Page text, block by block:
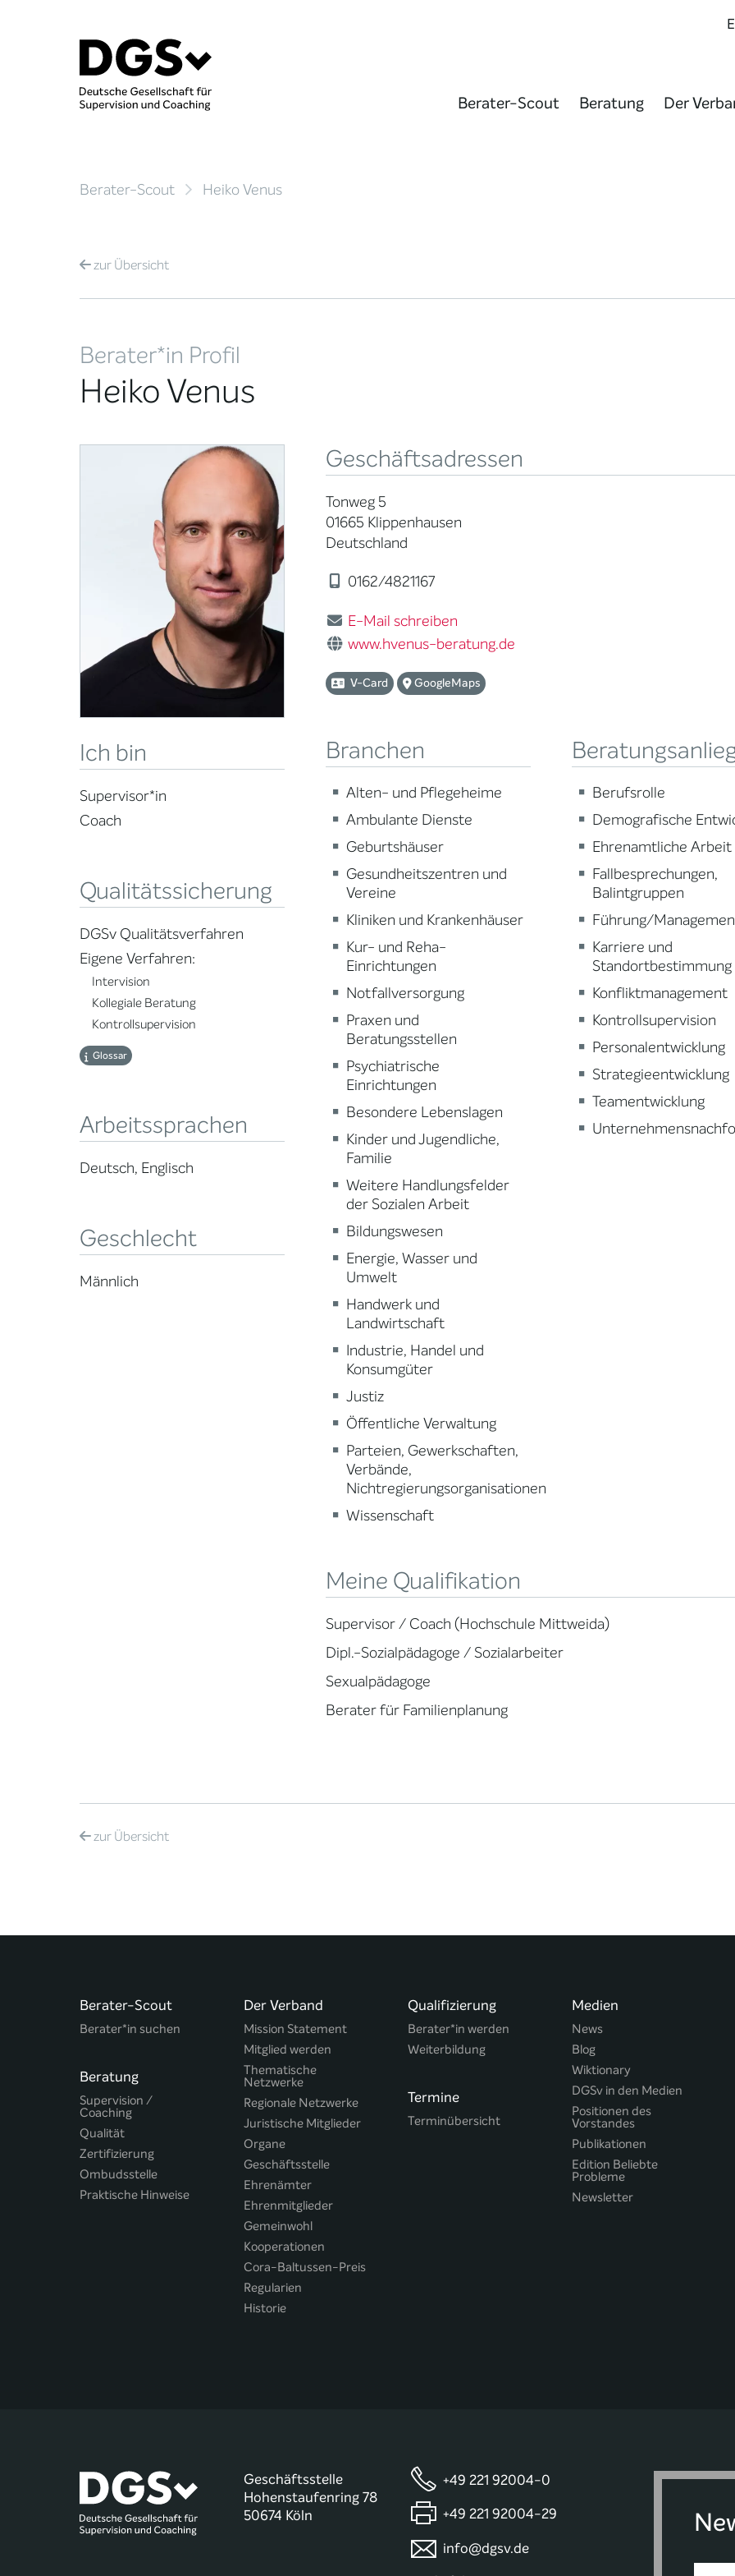
Berater-Scout Beratung Der
Berater-Scout Heiko Venus
zurÜbersicht
Berater*in Profil
Heiko Venus
Ich bin
Supervisor*in
Coach
Qualitätssicherung
DGSv Qualitätsverfahren
Eigene Verfahren:
Intervision
Kollegiale Beratung
Kontrollsupervision
Glossar
Arbeitssprachen
Deutsch, Englisch
Geschlecht
Männlich
Geschäftsadressen
Tonweg 5
01665 Klippenhausen
Deutschland
0162/4821167
E-Mail schreiben
www.hvenus-beratung.de
V-Card GoogleMaps
Branchen
Alten- und Pflegeheime
Ambulante Dienste
Geburtshäuser
Gesundheitszentren und
Vereine
Kliniken und Krankenhäuser
Kur- und Reha-
Einrichtungen
Notfallversorgung
Praxen und
Beratungsstellen
Psychiatrische
Einrichtungen
Besondere Lebenslagen
Kinder und Jugendliche,
Familie
Weitere Handlungsfelder
der Sozialen Arbeit
Bildungswesen
Energie, Wasser und
Umwelt
Handwerk und
Landwirtschaft
Industrie, Handel und
Konsumgüter
Justiz
Öffentliche Verwaltung
Parteien, Gewerkschaften,
Verbände,
Nichtregierungsorganisationen
Wissenschaft
Berufsrolle
Demografische
Ehrenamtliche Arbeit
Fallbesprechungen,
Balintgruppen
Führung/
Karriere und
Standortbestimmung
Konfliktmanagement
Kontrollsupervision
Personalentwicklung
Strategieentwicklung
Teamentwicklung
Meine Qualifikation
Supervisor / Coach (Hochschule Mittweida)
Dipl.-Sozialpädagoge / Sozialarbeiter
Sexualpädagoge
Berater für Familienplanung
zurÜbersicht
Berater-Scout
Berater*in suchen
Beratung
Supervision /
Coaching
Qualität
Zertifizierung
Ombudsstelle
Praktische Hinweise
Der Verband
Mission Statement
Mitglied werden
Thematische
Netzwerke
Regionale Netzwerke
Juristische Mitglieder
Organe
Geschäftsstelle
Ehrenämter
Ehrenmitglieder
Gemeinwohl
Kooperationen
Cora-Baltussen-Preis
Regularien
Historie
Qualifizierung
Berater*in werden
Weiterbildung
Termine
Terminübersicht
Medien
News
Blog
Wiktionary
DGSv in den Medien
Positionen des
Vorstandes
Publikationen
Edition Beliebte
Probleme
Newsletter
Geschäftsstelle
Hohenstaufenring 78
50674 Köln
+49 221 92004-0
+49 221 92004-29
info@dgsv.de